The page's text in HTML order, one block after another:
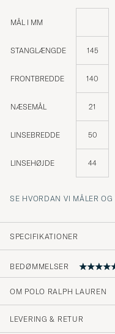
MÅL I MM
STANGLÆNGDE 145
FRONTBREDDE 140
NÆSEMÅL 21
LINSEBREDDE 50
LINSEHØJDE 44
SE HVORDAN VI MÅLER
SPECIFIKATIONER
BEDØMMELSER
5
OM POLO RALPH LAUREN
LEVERING & RETUR